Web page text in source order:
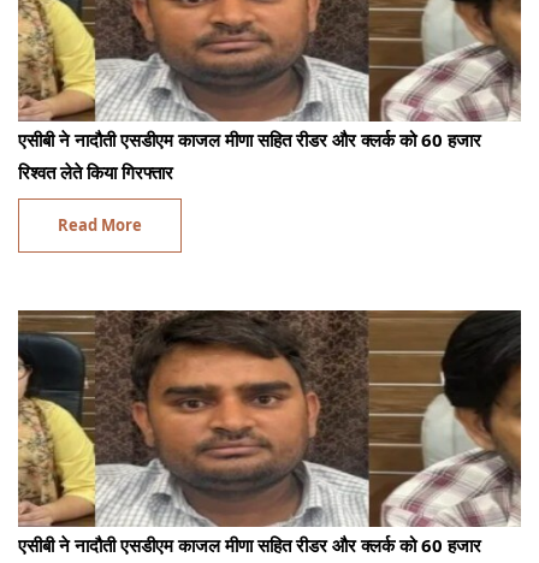
एसीबी ने नादौती एसडीएम काजल मीणा सहित रीडर और क्लर्क को 60 हजार
रिश्वत लेते किया गिरफ्तार
Read More
एसीबी ने नादौती एसडीएम काजल मीणा सहित रीडर और क्लर्क को 60 हजार